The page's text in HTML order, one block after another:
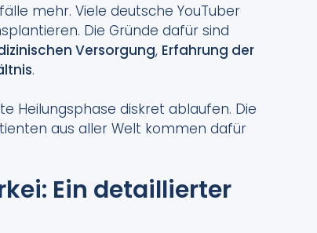
mehr. Viele deutsche YouTuber
Die Gründe dafür sind
Versorgung, Erfahrung der
.
Heilungsphase diskret ablaufen. Die
aus aller Welt kommen dafür
Ein detaillierter